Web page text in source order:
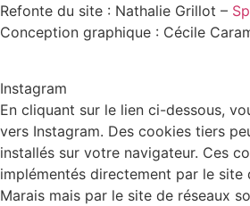
Refonte du site : Nathalie Grillot –
Conception graphique : Cécile
Instagram
En cliquant sur le lien ci-dessous,
vers Instagram. Des cookies tiers
installés sur votre navigateur. Ces
implémentés directement par le site
Marais mais par le site de réseaux